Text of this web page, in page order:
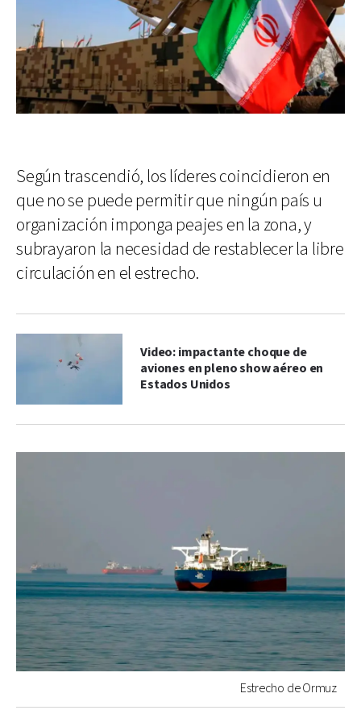
Según trascendió, los líderes coincidieron en
que no se puede permitir que ningún país u
organización imponga peajes en la zona, y
subrayaron la necesidad de restablecer la libre
circulación en el estrecho.
Video: impactante choque de
aviones en pleno show aéreo en
Estados Unidos
Estrecho de Ormuz